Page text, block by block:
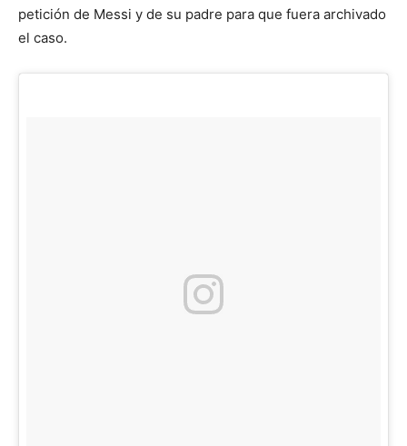
petición de Messi y de su padre para que fuera archivado
el caso.